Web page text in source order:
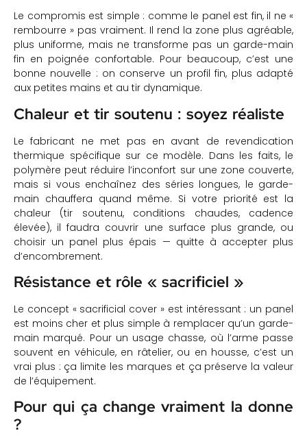
Le compromis est simple : comme le panel est fin, il ne «
rembourre » pas vraiment. Il rend la zone plus agréable,
plus uniforme, mais ne transforme pas un garde-main
fin en poignée confortable. Pour beaucoup, c’est une
bonne nouvelle : on conserve un profil fin, plus adapté
aux petites mains et au tir dynamique.
Chaleur et tir soutenu : soyez réaliste
Le fabricant ne met pas en avant de revendication
thermique spécifique sur ce modèle. Dans les faits, le
polymère peut réduire l’inconfort sur une zone couverte,
mais si vous enchaînez des séries longues, le garde-
main chauffera quand même. Si votre priorité est la
chaleur (tir soutenu, conditions chaudes, cadence
élevée), il faudra couvrir une surface plus grande, ou
choisir un panel plus épais — quitte à accepter plus
d’encombrement.
Résistance et rôle « sacrificiel »
Le concept « sacrificial cover » est intéressant : un panel
est moins cher et plus simple à remplacer qu’un garde-
main marqué. Pour un usage chasse, où l’arme passe
souvent en véhicule, en râtelier, ou en housse, c’est un
vrai plus : ça limite les marques et ça préserve la valeur
de l’équipement.
Pour qui ça change vraiment la donne
?